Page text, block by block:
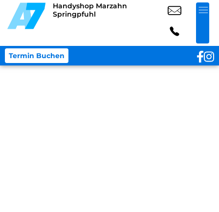
Handyshop Marzahn
Springpfuhl
Termin Buchen